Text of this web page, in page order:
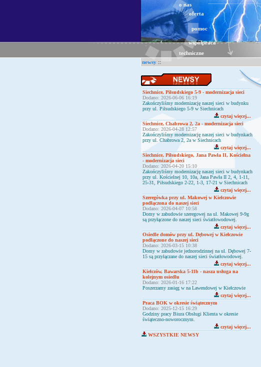
o nas
oferta
pomoc
współpraca
techniczne
newsy ::
Siechnice, Piłsudskiego 5-9 - modernizacja sieci
Dodano: 2026-06-06 16:19
Zakończyliśmy modernizację naszej sieci w budynku
przy ul. Piłsudskiego 5-9 w Siechnicach
czytaj więcej...
Siechnice, Chabrowa 2, 2a - modernizacja sieci
Dodano: 2026-04-28 12:57
Zakończyliśmy modernizację naszej sieci w budynkach
przy ul. Chabrowa 2, 2a w Siechnicach
czytaj więcej...
Siechnice, Piłsudskiego, Jana Pawła II, Kościelna
- modernizacja sieci
Dodano: 2026-04-20 15:10
Zakończyliśmy modernizację naszej sieci w budynkach
przy ul. Kościelnej 10, 10a, Jana Pawła II 2, 4, 1-11,
25-31, Piłsudskiego 2-22, 1-3, 17-21 w Siechnicach
czytaj więcej...
Szeregówka przy ul. Makowej w Kiełczowie
podłączona do naszej sieci
Dodano: 2026-04-07 10:58
Domy w zabudowie szeregowej na ul. Makowej 9-9g
są przyłączone do naszej sieci światłowodowej.
czytaj więcej...
Osiedle domów przy ul. Dębowej w Kiełczowie
podłączone do naszej sieci
Dodano: 2026-03-15 10:38
Domy w zabudowie jednorodzinnej na ul. Dębowej 7-
15 są przyłączane do naszej sieci światłowodowej.
czytaj więcej...
Kiełczów, Bawarska 5-11b - nasza usługa na
kolejnym osiedlu
Dodano: 2026-01-16 17:22
Poszerzamy zasięg w na Lawendowej w Kiełczowie
czytaj więcej...
Praca BOK w okresie świątecznym
Dodano: 2025-12-15 16:29
Godziny pracy Biura Obsługi Klienta w okresie
świąteczno-noworocznym.
czytaj więcej...
WSZYSTKIE NEWSY